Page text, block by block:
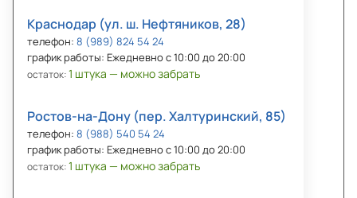
Краснодар (ул. ш. Нефтяников, 28)
телефон: 8 (989) 824 54 24
график работы: Ежедневно с 10:00 до 20:00
остаток:1 штука — можно забрать
Ростов-на-Дону (пер. Халтуринский, 85)
телефон: 8 (988) 540 54 24
график работы: Ежедневно с 10:00 до 20:00
остаток:1 штука — можно забрать